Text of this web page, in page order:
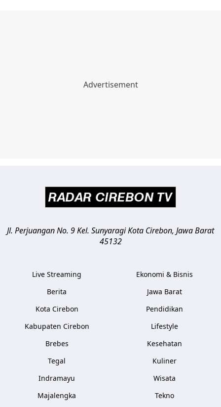
Jl. Perjuangan No. 9 Kel. SunyaragiKota Cirebon, Jawa Barat
45132
Live Streaming
Berita
Kota Cirebon
Kabupaten Cirebon
Brebes
Tegal
Indramayu
Majalengka
Ekonomi & Bisnis
Jawa Barat
Pendidikan
Lifestyle
Kesehatan
Kuliner
Wisata
Tekno